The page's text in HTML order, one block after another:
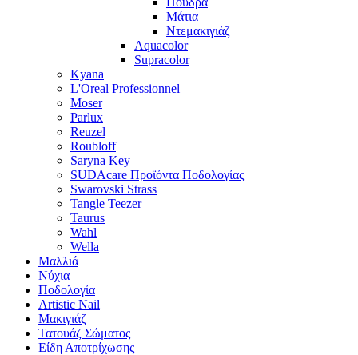
Μάτια
Ντεμακιγιάζ
Aquacolor
Supracolor
Kyana
L'Oreal Professionnel
Moser
Parlux
Reuzel
Roubloff
Saryna Key
SUDAcare Προϊόντα Ποδολογίας
Swarovski Strass
Tangle Teezer
Taurus
Wahl
Wella
Μαλλιά
Νύχια
Ποδολογία
Artistic Nail
Μακιγιάζ
Τατουάζ Σώματος
Είδη Αποτρίχωσης